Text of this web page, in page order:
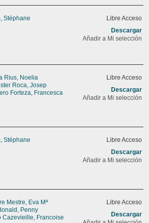
Stéphane
Libre Acceso
Descargar
Añadir a Mi selección
Rius, Noelia
Roca, Josep
Forteza, Francesca
Libre Acceso
Descargar
Añadir a Mi selección
Stéphane
Libre Acceso
Descargar
Añadir a Mi selección
Mestre, Eva Mª
Penny
Cazevieille, Francoise
Libre Acceso
Descargar